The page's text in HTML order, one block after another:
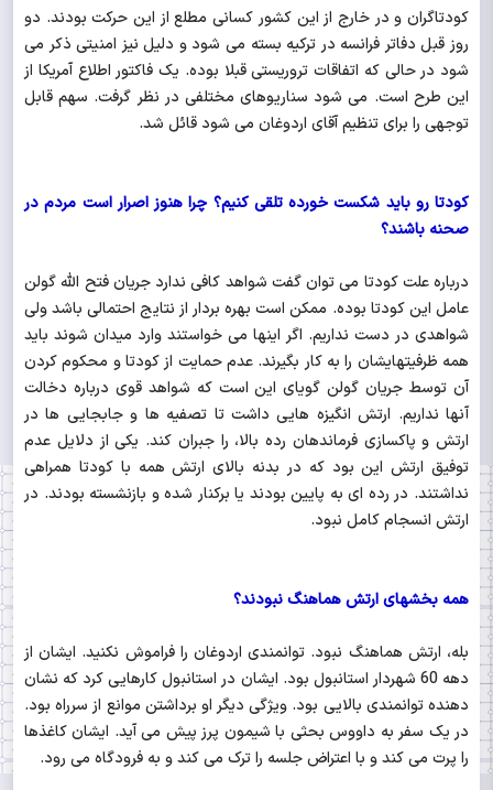
کودتاگران و در خارج از این کشور کسانی مطلع از این حرکت بودند. دو
روز قبل دفاتر فرانسه در ترکیه بسته می شود و دلیل نیز امنیتی ذکر می
شود در حالی که اتفاقات تروریستی قبلا بوده. یک فاکتور اطلاع آمریکا از
این طرح است. می شود سناریوهای مختلفی در نظر گرفت. سهم قابل
توجهی را برای تنظیم آقای اردوغان می شود قائل شد.
کودتا رو باید شکست خورده تلقی کنیم؟ چرا هنوز اصرار است مردم در
صحنه باشند؟
درباره علت کودتا می توان گفت شواهد کافی ندارد جریان فتح الله گولن
عامل این کودتا بوده. ممکن است بهره بردار از نتایج احتمالی باشد ولی
شواهدی در دست نداریم. اگر اینها می خواستند وارد میدان شوند باید
همه ظرفیتهایشان را به کار بگیرند. عدم حمایت از کودتا و محکوم کردن
آن توسط جریان گولن گویای این است که شواهد قوی درباره دخالت
آنها نداریم. ارتش انگیزه هایی داشت تا تصفیه ها و جابجایی ها در
ارتش و پاکسازی فرماندهان رده بالا، را جبران کند. یکی از دلایل عدم
توفیق ارتش این بود که در بدنه بالای ارتش همه با کودتا همراهی
نداشتند. در رده ای به پایین بودند یا برکنار شده و بازنشسته بودند. در
ارتش انسجام کامل نبود.
همه بخشهای ارتش هماهنگ نبودند؟
بله، ارتش هماهنگ نبود. توانمندی اردوغان را فراموش نکنید. ایشان از
دهه 60 شهردار استانبول بود. ایشان در استانبول کارهایی کرد که نشان
دهنده توانمندی بالایی بود. ویژگی دیگر او برداشتن موانع از سرراه بود.
در یک سفر به داووس بحثی با شیمون پرز پیش می آید. ایشان کاغذها
را پرت می کند و با اعتراض جلسه را ترک می کند و به فرودگاه می رود.